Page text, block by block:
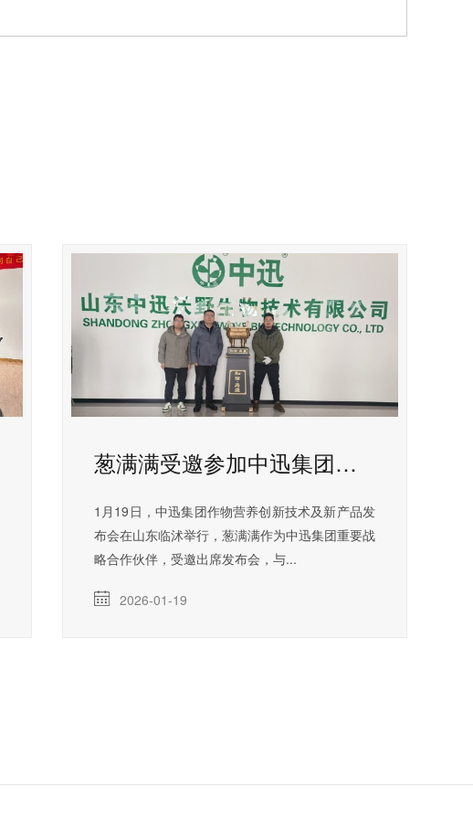
葱满满受邀参加中迅集团全新技术和产品发布会
1月19日，中迅集团作物营养创新技术及新产品发
布会在山东临沭举行，葱满满作为中迅集团重要战
略合作伙伴，受邀出席发布会，与...
2026-01-19